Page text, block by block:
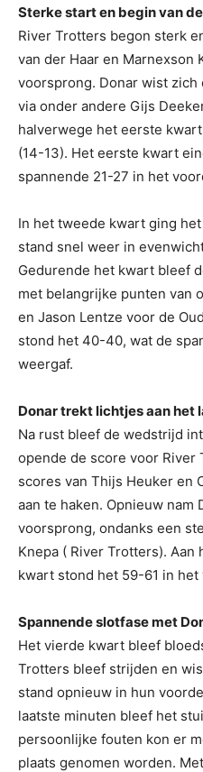
Sterke start en begin van
River Trotters begon sterk
van der Haar en Marnexson
voorsprong. Donar wist
via onder andere Gijs
halverwege het eerste
(14-13). Het eerste kwart
spannende 21-27 in het
In het tweede kwart ging
stand snel weer in
Gedurende het kwart bleef
met belangrijke punten van
en Jason Lentze voor de
stond het 40-40, wat de
weergaf.
Donar trekt lichtjes aan het
Na rust bleef de wedstrijd
opende de score voor River
scores van Thijs Heuker en
aan te haken. Opnieuw nam
voorsprong, ondanks een
Knepa ( River Trotters).
kwart stond het 59-61 in het
Spannende slotfase met
Het vierde kwart bleef
Trotters bleef strijden en
stand opnieuw in hun
laatste minuten bleef het
persoonlijke fouten kon er
plaats genomen worden.